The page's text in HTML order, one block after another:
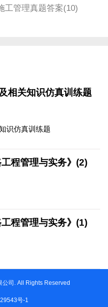
工管理真题答案(10)
相关知识仿真训练题
识仿真训练题
程管理与实务》(2)
程管理与实务》(1)
司. All Rights Reserved
号-1